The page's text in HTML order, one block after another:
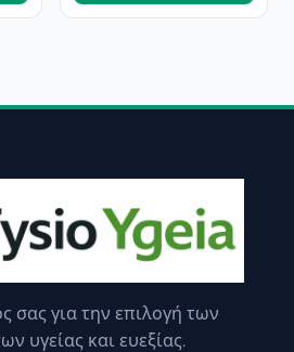
σας για την επιλογή των
υγείας και ευεξίας.